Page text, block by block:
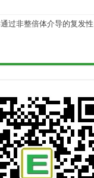
过非整倍体介导的复发